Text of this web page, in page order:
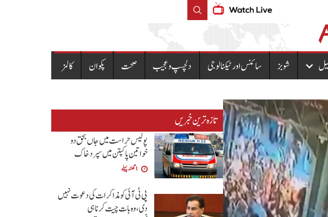
پولیس حراست میں جاں بحق دو خواتین پاکپتن میں سپرد خاک
شوبز سائنس اور ٹیکنالوجی دلچسپ و عجیب صحت پکوان کالمز
تازہ ترین خبریں
پولیس حراست میں جاں بحق دو
خواتین پاکپتن میں سپرد خاک
1 گھنٹہ پہلے
پی ٹی آئی کو مذاکرات کی دعوت نہیں
دی،وہ بات چیت کرنا ہی